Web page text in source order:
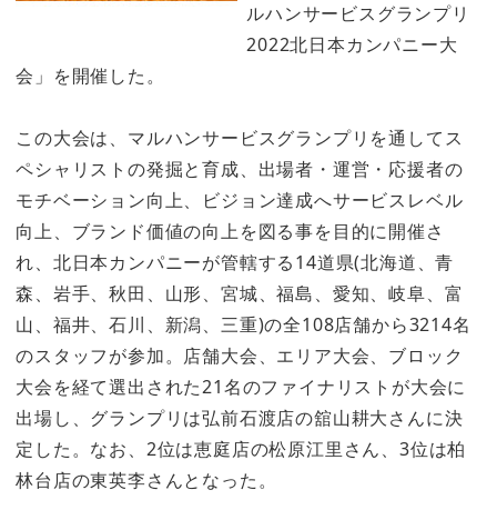
ルハンサービスグランプリ
2022北日本カンパニー大
会」を開催した。
この大会は、マルハンサービスグランプリを通してス
ペシャリストの発掘と育成、出場者・運営・応援者の
モチベーション向上、ビジョン達成へサービスレベル
向上、ブランド価値の向上を図る事を目的に開催さ
れ、北日本カンパニーが管轄する14道県(北海道、青
森、岩手、秋田、山形、宮城、福島、愛知、岐阜、富
山、福井、石川、新潟、三重)の全108店舗から3214名
のスタッフが参加。店舗大会、エリア大会、ブロック
大会を経て選出された21名のファイナリストが大会に
出場し、グランプリは弘前石渡店の舘山耕大さんに決
定した。なお、2位は恵庭店の松原江里さん、3位は柏
林台店の東英李さんとなった。